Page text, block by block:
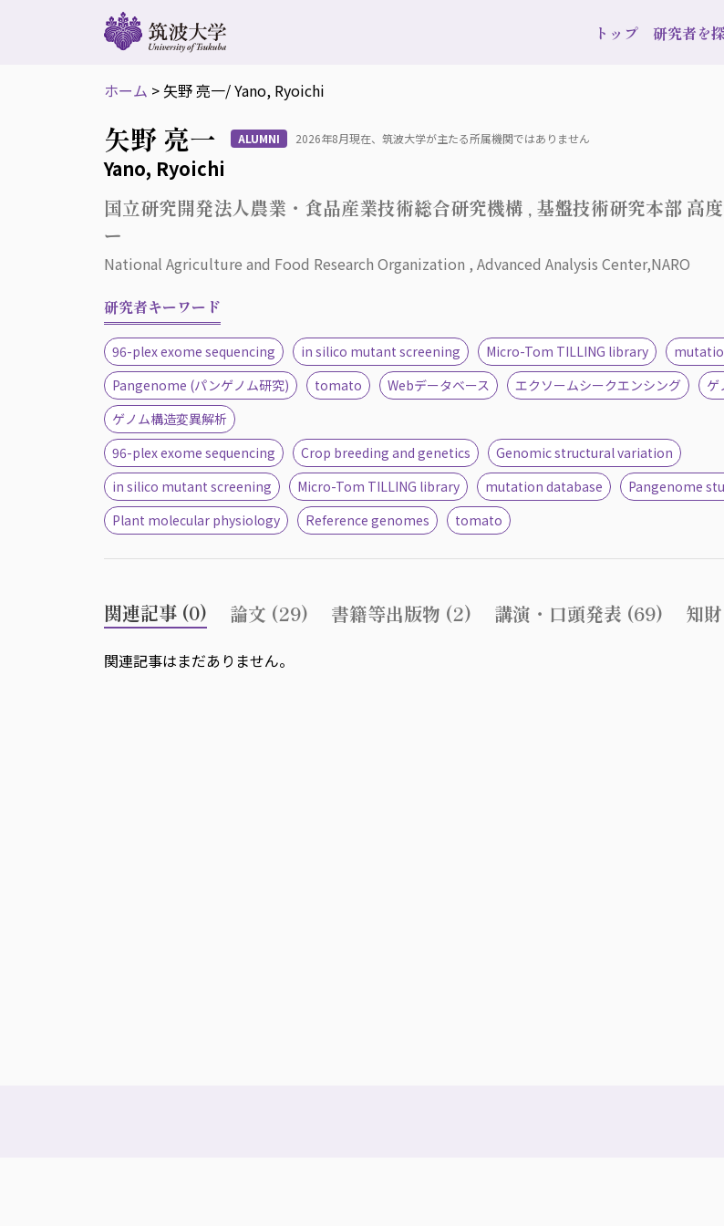
トップ 研究者を
ホーム >矢野 亮一/ Yano, Ryoichi
矢野 亮一 ALUMNI 2026年8月現在、筑波大学が主たる所属機関ではありません
Yano, Ryoichi
国立研究開発法人農業・食品産業技術総合研究機構 , 基盤技術研究本部 高
ー
National Agriculture and Food Research Organization , Advanced Analysis Center,NARO
研究者キーワード
96-plex exome sequencing in silico mutant screening Micro-Tom TILLING library
Pangenome (パンゲノム研究)
tomato Webデータベース エクソームシークエンシング
ゲ
ゲノム構造変異解析
96-plex exome sequencing
Crop breeding and genetics
Genomic structural variation
in silico mutant screening
Micro-Tom TILLING library mutation database
Pangenome
Plant molecular physiology
Reference genomes tomato
関連記事 (0) 論文 (29) 書籍等出版物 (2) 講演・口頭発表 (69) 知
関連記事はまだありません。